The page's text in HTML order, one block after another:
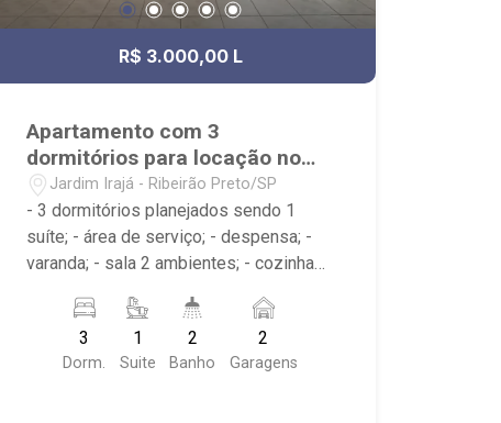
R$ 3.000,00 L
Apartamento com 3
dormitórios para locação no
Jardim Irajá
Jardim Irajá - Ribeirão Preto/SP
- 3 dormitórios planejados sendo 1
suíte; - área de serviço; - despensa; -
varanda; - sala 2 ambientes; - cozinha
box e espelho; - próximo ao Josemar
Grill, Jasmin Restaurante, Burguer King
3
Dorm.
1
Suite
2
Banho
2
Garagens